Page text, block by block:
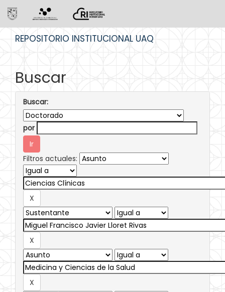
REPOSITORIO INSTITUCIONAL UAQ
Buscar
Buscar:
por
Filtros actuales: